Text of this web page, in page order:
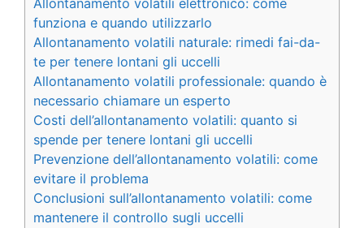
Allontanamento volatili elettronico: come
funziona e quando utilizzarlo
Allontanamento volatili naturale: rimedi fai-da-
te per tenere lontani gli uccelli
Allontanamento volatili professionale: quando è
necessario chiamare un esperto
Costi dell’allontanamento volatili: quanto si
spende per tenere lontani gli uccelli
Prevenzione dell’allontanamento volatili: come
evitare il problema
Conclusioni sull’allontanamento volatili: come
mantenere il controllo sugli uccelli